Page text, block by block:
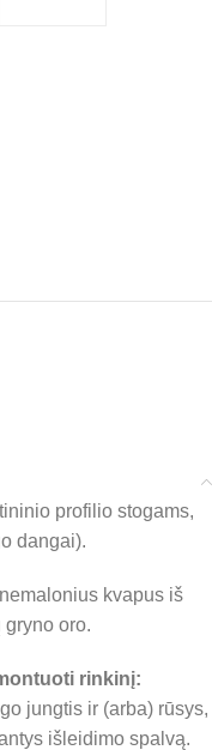
profilio stogams,
dangai).
kvapus iš
oro.
rinkinį:
jungtis ir (arba) rūsys,
išleidimo spalvą.